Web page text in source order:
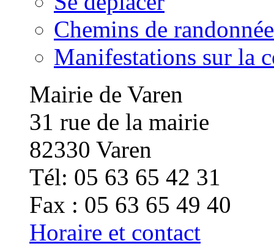
Chemins de randonnée
Manifestations sur la
Mairie de Varen
31 rue de la mairie
82330 Varen
Tél: 05 63 65 42 31
Fax : 05 63 65 49 40
Horaire et contact